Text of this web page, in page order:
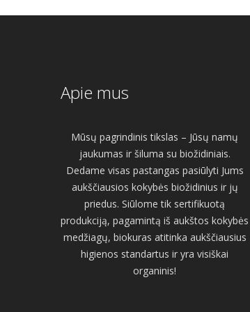
Apie mus
Mūsų pagrindinis tikslas – Jūsų namų
jaukumas ir šiluma su biožidiniais.
Dedame visas pastangas pasiūlyti Jums
aukščiausios kokybės biožidinius ir jų
priedus. Siūlome tik sertifikuotą
produkciją, pagamintą iš aukštos kokybės
medžiagų, biokuras atitinka aukščiausius
higienos standartus ir yra visiškai
organinis!